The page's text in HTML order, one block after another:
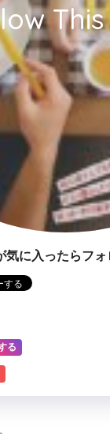
気に入ったらフォ
る